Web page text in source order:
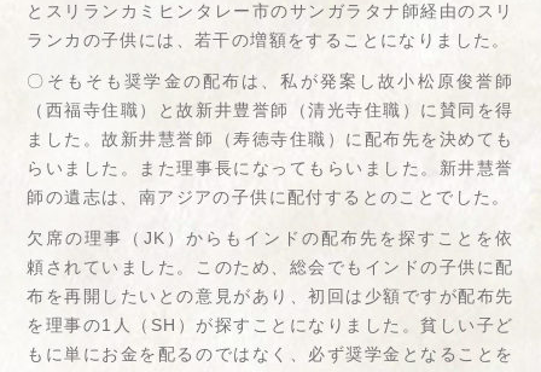
とスリランカミヒンタレー市のサンガラタナ師経由のスリ
ランカの子供には、若干の増額をすることになりました。
〇そもそも奨学金の配布は、私が発案し故小松原俊誉師
（西福寺住職）と故新井豊誉師（清光寺住職）に賛同を得
ました。故新井慧誉師（寿徳寺住職）に配布先を決めても
らいました。また理事長になってもらいました。新井慧誉
師の遺志は、南アジアの子供に配付するとのことでした。
欠席の理事（JK）からもインドの配布先を探すことを依
頼されていました。このため、総会でもインドの子供に配
布を再開したいとの意見があり、初回は少額ですが配布先
を理事の1人（SH）が探すことになりました。貧しい子ど
もに単にお金を配るのではなく、必ず奨学金となることを